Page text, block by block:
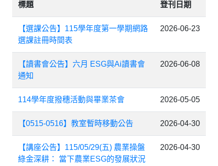
標題 登刊日期
【選課公告】115學年度第一學期網路
選課註冊時間表
2026-06-23
【讀書會公告】六月 ESG與Ai讀書會
通知
2026-06-08
114學年度撥穗活動與畢業茶會 2026-05-05
【0515-0516】教室暫時移動公告 2026-04-30
【講座公告】115/05/29(五) 農業操盤
綠金深耕： 當下農業ESG的發展狀況
2026-04-30